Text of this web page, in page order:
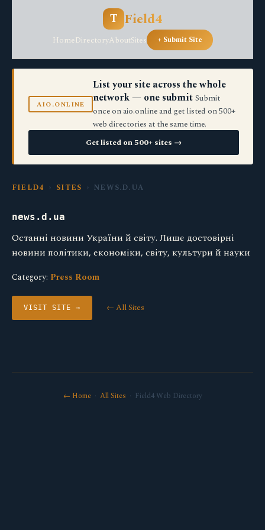
T Field4
HomeDirectoryAboutSites + Submit Site
AIO.ONLINE
List your site across the whole
network — one submit Submit
once on aio.online and get listed on 500+
web directories at the same time.
Get listed on 500+ sites →
FIELD4 › SITES › NEWS.D.UA
news.d.ua
Останні новини України й світу. Лише достовірні
новини політики, економіки, світу, культури й науки
Category: Press Room
VISIT SITE → ← All Sites
← Home· All Sites · Field4 Web Directory